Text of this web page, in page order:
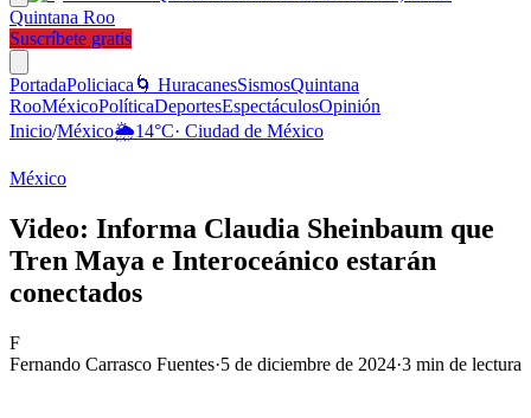
Quintana Roo
Suscríbete gratis
PortadaPoliciaca 🌀 HuracanesSismosQuintana
RooMéxicoPolíticaDeportesEspectáculosOpinión
Inicio/México🌦️14°C· Ciudad de México
México
Video: Informa Claudia Sheinbaum que
Tren Maya e Interoceánico estarán
conectados
F
Fernando Carrasco Fuentes·5 de diciembre de 2024·3 min de lectura